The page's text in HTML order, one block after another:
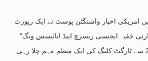
امریکی اخبار واشنگٹن پوسٹ نے ایک رپورٹ
خفیہ ایجنسی ریسرچ اینڈ انالیسس ونگ”
(را) پاکستان میں 2021 سے ٹارگٹ کلنگ کی ایک منظم مہم چلا رہی